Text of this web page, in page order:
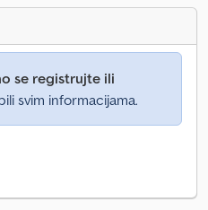
se registrujte ili
svim informacijama.